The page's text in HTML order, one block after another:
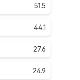
51.5
44.1
27.6
24.9